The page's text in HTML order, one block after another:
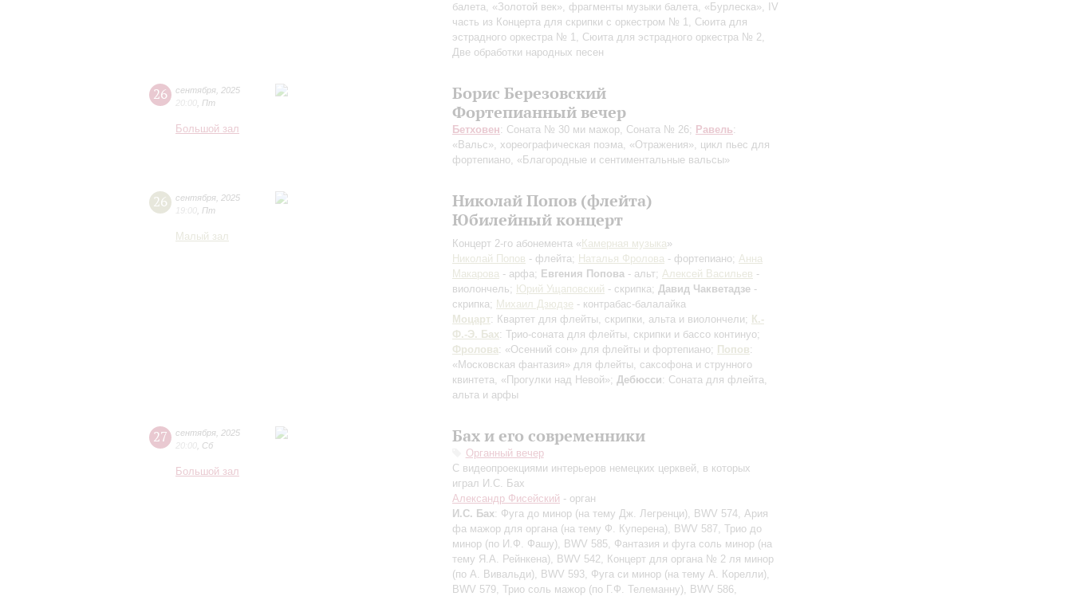
балета, «Золотой век», фрагменты музыки балета, «Бурлеска», IV
часть из Концерта для скрипки с оркестром № 1, Сюита для
эстрадного оркестра № 1, Сюита для эстрадного оркестра № 2,
Две обработки народных песен
26 сентября 2025
20:00 Пт
Большой зал
Борис Березовский
Фортепианный вечер
Бетховен: Соната № 30 ми мажор, Соната № 26; Равель:
«Вальс», хореографическая поэма, «Отражения», цикл пьес для
фортепиано, «Благородные и сентиментальные вальсы»
26 сентября 2025
19:00 Пт
Малый зал
Николай Попов (флейта)
Юбилейный концерт
Концерт 2-го абонемента « Камерная музыка»
Николай Попов - флейта; Наталья Фролова - фортепиано; Анна
Макарова - арфа; Евгения Попова - альт; Алексей Васильев -
виолончель; Юрий Ущаповский - скрипка; Давид Чакветадзе -
скрипка; Михаил Дзюдзе - контрабас-балалайка
Моцарт: Квартет для флейты, скрипки, альта и виолончели; К.-
Ф.-Э. Бах: Трио-соната для флейты, скрипки и бассо континуо;
Фролова: «Осенний сон» для флейты и фортепиано; Попов:
«Московская фантазия» для флейты, саксофона и струнного
квинтета, «Прогулки над Невой»; Дебюсси: Соната для флейта,
альта и арфы
27 сентября 2025
20:00 Сб
Большой зал
Бах и его современники
Органный вечер
С видеопроекциями интерьеров немецких церквей, в которых
играл И.С. Бах
Александр Фисейский - орган
И.С. Бах: Фуга до минор (на тему Дж. Легренци), BWV 574, Ария
фа мажор для органа (на тему Ф. Куперена), BWV 587, Трио до
минор (по И.Ф. Фашу), BWV 585, Фантазия и фуга соль минор (на
тему Я.А. Рейнкена), BWV 542, Концерт для органа № 2 ля минор
(по А. Вивальди), BWV 593, Фуга си минор (на тему А. Корелли),
BWV 579, Трио соль мажор (по Г.Ф. Телеманну), BWV 586,